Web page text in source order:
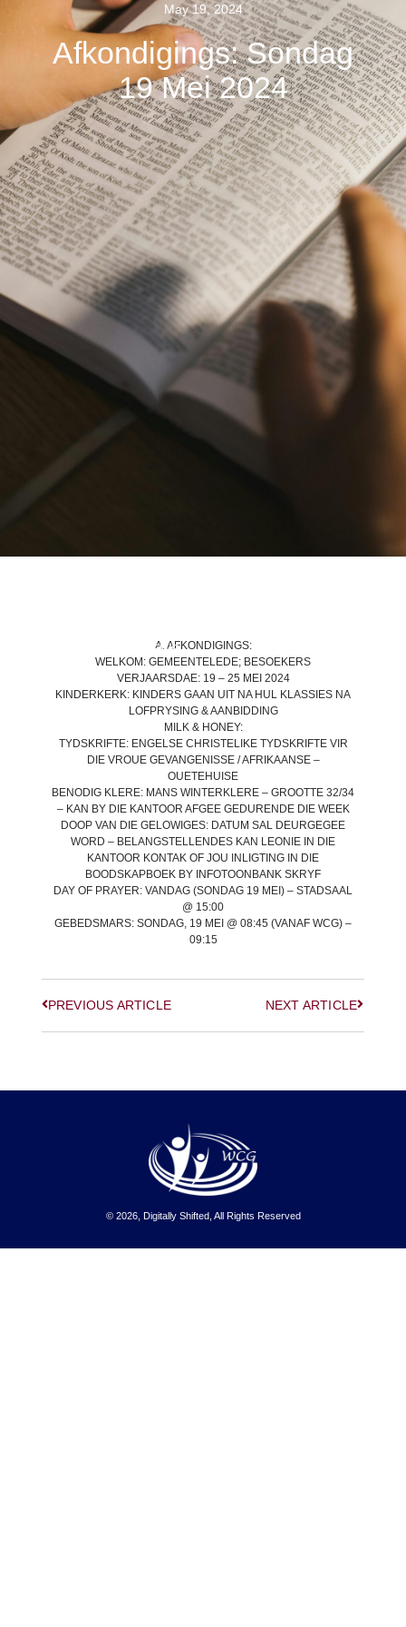
BACK TO LATEST NEWS
May 19, 2024
Afkondigings: Sondag
19 Mei 2024
A. AFKONDIGINGS:
WELKOM: GEMEENTELEDE; BESOEKERS
VERJAARSDAE:19 – 25 MEI 2024
KINDERKERK: KINDERS GAAN UIT NA HUL KLASSIES NA
LOFPRYSING & AANBIDDING
MILK & HONEY:
TYDSKRIFTE:ENGELSE CHRISTELIKE TYDSKRIFTE VIR
DIE VROUE GEVANGENISSE / AFRIKAANSE –
OUETEHUISE
BENODIG KLERE: MANS WINTERKLERE – GROOTTE 32/34
– KAN BY DIE KANTOOR AFGEE GEDURENDE DIE WEEK
DOOP VAN DIE GELOWIGES: DATUM SAL DEURGEGEE
WORD – BELANGSTELLENDES KAN LEONIE IN DIE
KANTOOR KONTAK OF JOU INLIGTING IN DIE
BOODSKAPBOEK BY INFOTOONBANK SKRYF
DAY OF PRAYER: VANDAG (SONDAG 19 MEI) – STADSAAL
@ 15:00
GEBEDSMARS: SONDAG, 19 MEI @ 08:45 (VANAF WCG) –
09:15
PREVIOUS ARTICLE NEXT ARTICLE
© 2026, Digitally Shifted, All Rights Reserved